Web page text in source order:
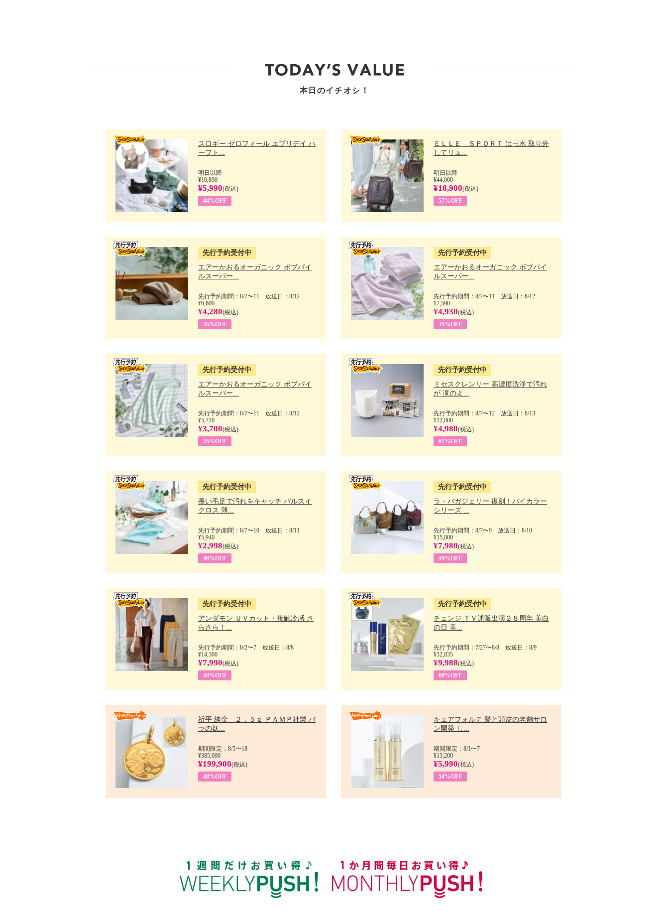
本日のイチオシ！
スロギー ゼロフィール エブリデイ ハ
ーフト...
明日以降
¥10,890
¥5,990(税込)
44%OFF
ＥＬＬＥ ＳＰＯＲＴ はっ水 取り外
してリュ...
明日以降
¥44,000
¥18,900(税込)
57%OFF
先行予約受付中
エアーかおるオーガニック ボブパイ
ルスーパー...
先行予約期間：8/7〜11 放送日：8/12
¥6,600
¥4,280(税込)
35%OFF
先行予約受付中
エアーかおるオーガニック ボブパイ
ルスーパー...
先行予約期間：8/7〜11 放送日：8/12
¥7,590
¥4,930(税込)
35%OFF
先行予約受付中
エアーかおるオーガニック ボブパイ
ルスーパー...
先行予約期間：8/7〜11 放送日：8/12
¥5,720
¥3,700(税込)
35%OFF
先行予約受付中
ミセスクレンリー 高濃度洗浄で汚れ
が 滝のよ...
先行予約期間：8/7〜12 放送日：8/13
¥12,800
¥4,980(税込)
61%OFF
先行予約受付中
長い毛足で汚れをキャッチ パルスイ
クロス 薄...
先行予約期間：8/7〜10 放送日：8/11
¥5,940
¥2,998(税込)
49%OFF
先行予約受付中
ラ・バガジェリー 復刻！バイカラー
シリーズ ...
先行予約期間：8/7〜9 放送日：8/10
¥15,800
¥7,980(税込)
49%OFF
先行予約受付中
アンダモン ＵＶカット・接触冷感 さ
らさら！...
先行予約期間：8/2〜7 放送日：8/8
¥14,300
¥7,990(税込)
44%OFF
先行予約受付中
チェンジ ＴＶ通販出演２８周年 美白
の日 美...
先行予約期間：7/27〜8/8 放送日：8/9
¥32,835
¥9,988(税込)
69%OFF
祈平 純金 ２．５ｇ ＰＡＭＰ社製 バ
ラの妖...
期間限定：8/5〜18
¥385,000
¥199,900(税込)
48%OFF
キュアフォルテ 髪と頭皮の老舗サロ
ン開発 し...
期間限定：8/1〜7
¥13,200
¥5,990(税込)
54%OFF